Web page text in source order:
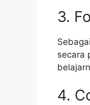
3.
secara
4.